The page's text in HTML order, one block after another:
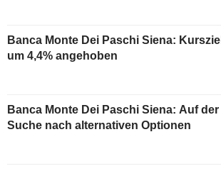
Banca Monte Dei Paschi Siena: Kursziel
um 4,4% angehoben
Banca Monte Dei Paschi Siena: Auf der
Suche nach alternativen Optionen